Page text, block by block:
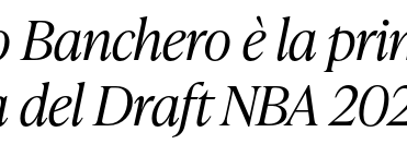
SOUND
SPORT
Banchero è la
del Draft NBA